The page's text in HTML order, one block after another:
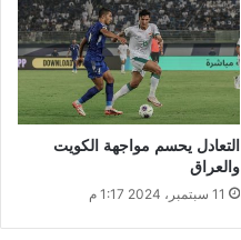
التعادل يحسم مواجهة الكويت
والعراق
11 سبتمبر، 2024 1:17 م